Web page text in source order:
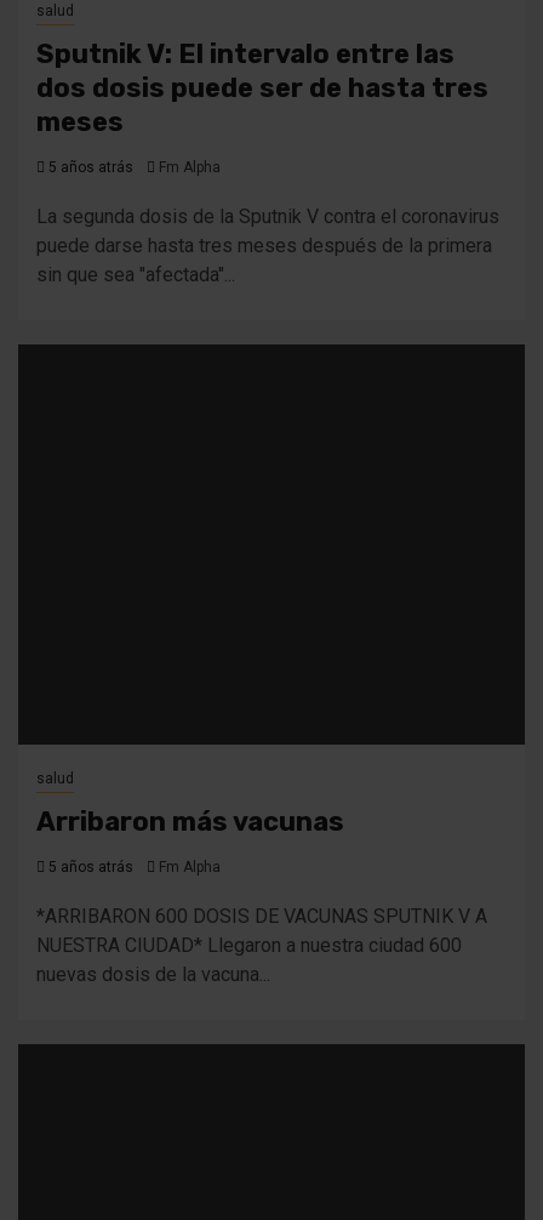
salud
Sputnik V: El intervalo entre las
dos dosis puede ser de hasta tres
meses
5 años atrás Fm Alpha
La segunda dosis de la Sputnik V contra el coronavirus
puede darse hasta tres meses después de la primera
sin que sea "afectada"...
salud
Arribaron más vacunas
5 años atrás Fm Alpha
*ARRIBARON 600 DOSIS DE VACUNAS SPUTNIK V A
NUESTRA CIUDAD* Llegaron a nuestra ciudad 600
nuevas dosis de la vacuna...